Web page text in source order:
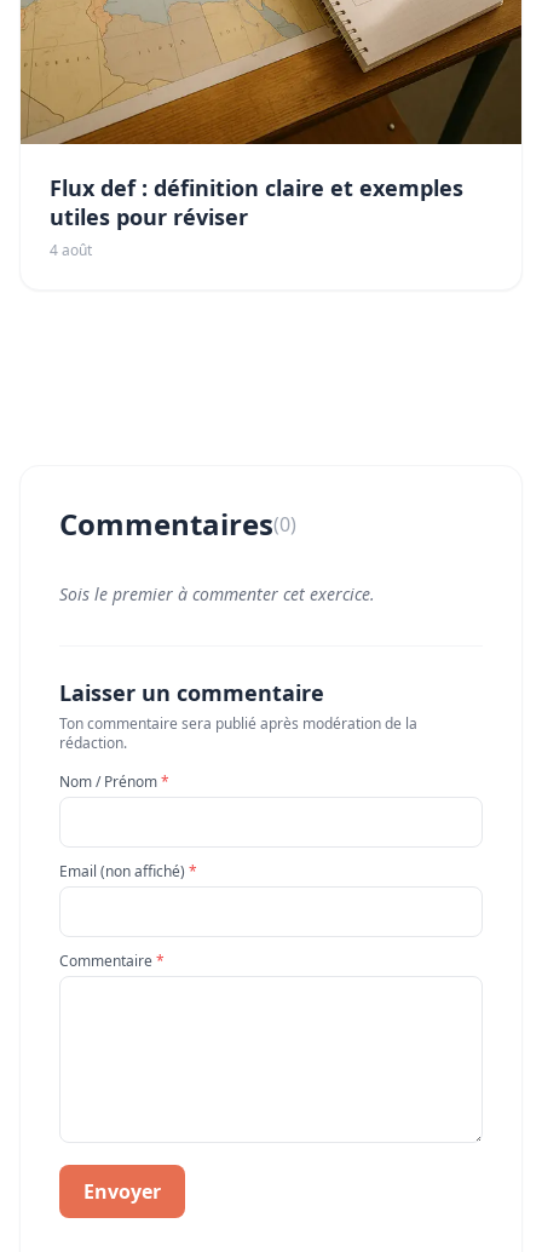
Flux def : définition claire et exemples
utiles pour réviser
4 août
Commentaires(0)
Sois le premier à commenter cet exercice.
Laisser un commentaire
Ton commentaire sera publié après modération de la
rédaction.
Nom / Prénom*
Email (non affiché) *
Commentaire*
Envoyer